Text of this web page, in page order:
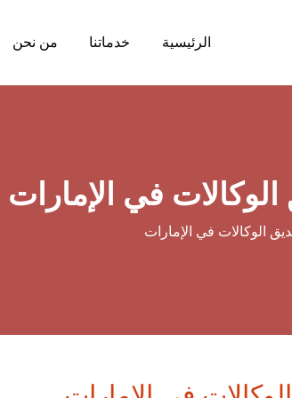
الرئيسية خدماتنا من نحن
في الإمارات
الوكالات في الإمارات